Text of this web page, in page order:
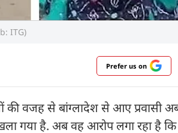
ITG)
Prefer us on
की वजह से बांग्लादेश से आए प्रवासी
गया है. अब वह आरोप लगा रहा है